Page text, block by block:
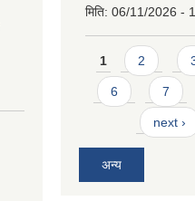
मिति: 06/11/2026 -
Pages
1 2
6 7
next ›
अन्य